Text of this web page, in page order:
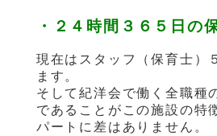
・２４時間３６５日の
現在はスタッフ（保育士）
ます。
そして紀洋会で働く全職種
であることがこの施設の特
パートに差はありません。